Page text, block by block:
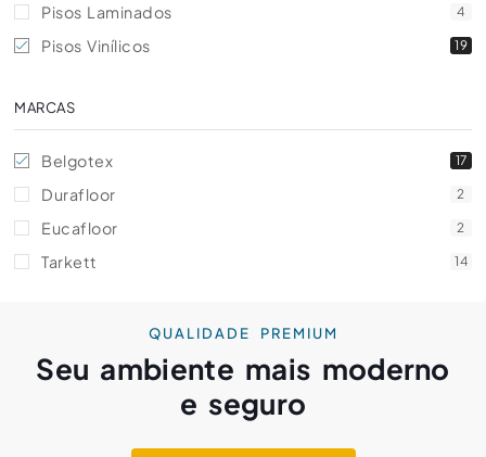
Pisos Laminados 4
Pisos Vinílicos 19
MARCAS
Belgotex 17
Durafloor 2
Eucafloor 2
Tarkett 14
QUALIDADE PREMIUM
Seu ambiente mais moderno
e seguro